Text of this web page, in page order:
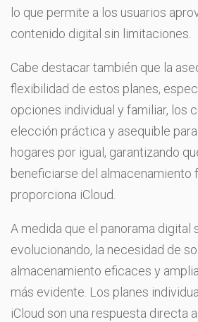
lo que permite a los usuarios
contenido digital sin limitaciones.
Cabe destacar también que la
flexibilidad de estos planes,
opciones individual y familiar, los
elección práctica y asequible
hogares por igual, garantizando
beneficiarse del almacenamiento
proporciona iCloud.
A medida que el panorama digital
evolucionando, la necesidad de
almacenamiento eficaces y
más evidente. Los planes
iCloud son una respuesta directa